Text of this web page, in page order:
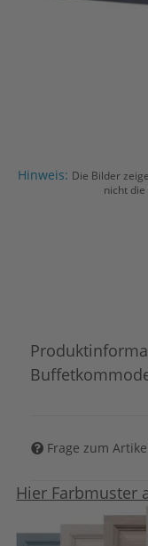
Hinweis: Die Bilder
nicht
Frage zum
Hier Farbmuster